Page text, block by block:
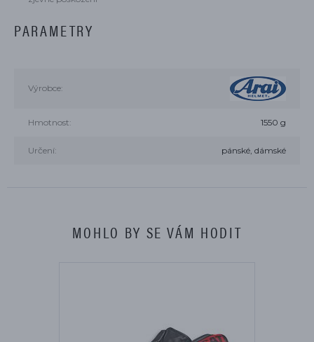
PARAMETRY
Výrobce:
Hmotnost: 1550 g
Určení: pánské, dámské
MOHLO BY SE VÁM HODIT